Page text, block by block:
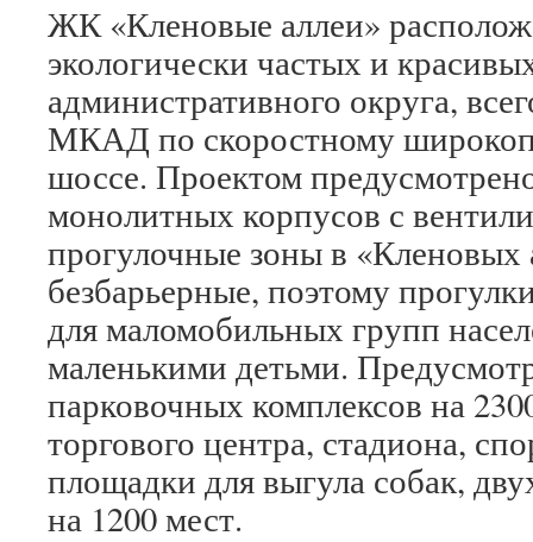
ЖК «Кленовые аллеи»
экологически частых и
административного округа,
МКАД по скоростному
шоссе. Проектом
монолитных корпусов с
прогулочные зоны в
безбарьерные, поэтому
для маломобильных групп
маленькими детьми.
парковочных комплексов на
торгового центра, стадиона,
площадки для выгула собак,
на 1200 мест.